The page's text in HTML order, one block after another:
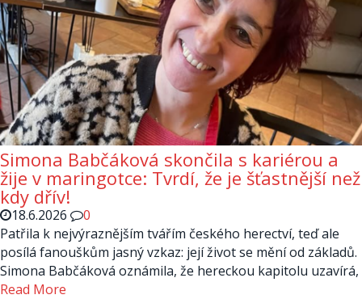
Simona Babčáková skončila s kariérou a
žije v maringotce: Tvrdí, že je šťastnější než
kdy dřív!
18.6.2026
0
Patřila k nejvýraznějším tvářím českého herectví, teď ale
posílá fanouškům jasný vzkaz: její život se mění od základů.
Simona Babčáková oznámila, že hereckou kapitolu uzavírá,
Read More